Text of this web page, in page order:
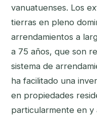
vanuatuenses. Los
tierras en pleno
arrendamientos a
a 75 años, que son
sistema de
ha facilitado una
en propiedades
particularmente en